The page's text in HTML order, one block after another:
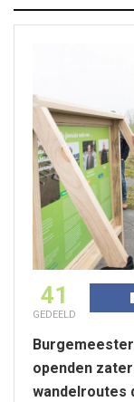
41
GEDEELD
openden
wandelroutes